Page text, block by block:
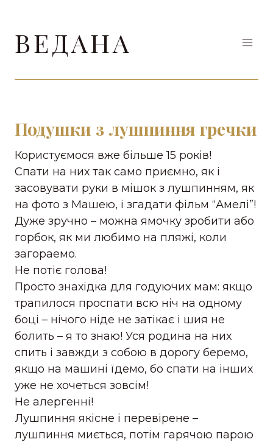
вмісту
ВЕДАНА
Подушки з лушпиння гречки
Користуємося вже більше 15 років!
Спати на них так само приємно, як і
засовувати руки в мішок з лушпинням, як
на фото з Машею, і згадати фільм “Амелі”!
Дуже зручно – можна ямочку зробити або
горбок, як ми любимо на пляжі, коли
загораемо.
Не потіє голова!
Просто знахідка для годуючих мам: якщо
трапилося проспати всю ніч на одному
боці – нічого ніде не затікає і шия не
болить – я то знаю! Уся родина на них
спить і завжди з собою в дорогу беремо,
якщо на машині їдемо, бо спати на інших
уже не хочеться зовсім!
Не алергенні!
Лушпиння якісне і перевірене –
лушпиння миється, потім гарячою парою